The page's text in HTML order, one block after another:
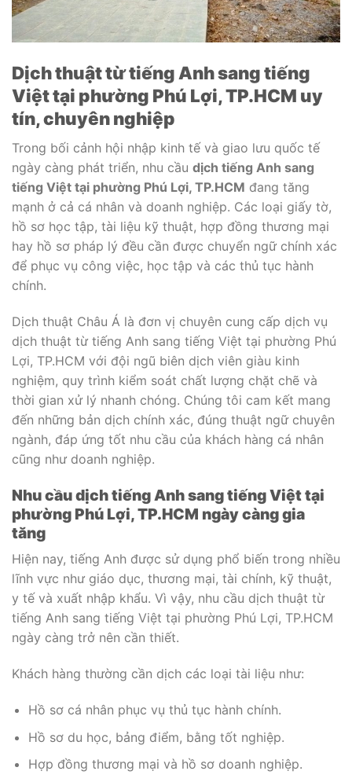
Dịch thuật từ tiếng Anh sang tiếng
Việt tại phường Phú Lợi, TP.HCM uy
tín, chuyên nghiệp
Trong bối cảnh hội nhập kinh tế và giao lưu quốc tế
ngày càng phát triển, nhu cầu dịch tiếng Anh sang
tiếng Việt tại phường Phú Lợi, TP.HCM đang tăng
mạnh ở cả cá nhân và doanh nghiệp. Các loại giấy tờ,
hồ sơ học tập, tài liệu kỹ thuật, hợp đồng thương mại
hay hồ sơ pháp lý đều cần được chuyển ngữ chính xác
để phục vụ công việc, học tập và các thủ tục hành
chính.
Dịch thuật Châu Á là đơn vị chuyên cung cấp dịch vụ
dịch thuật từ tiếng Anh sang tiếng Việt tại phường Phú
Lợi, TP.HCM với đội ngũ biên dịch viên giàu kinh
nghiệm, quy trình kiểm soát chất lượng chặt chẽ và
thời gian xử lý nhanh chóng. Chúng tôi cam kết mang
đến những bản dịch chính xác, đúng thuật ngữ chuyên
ngành, đáp ứng tốt nhu cầu của khách hàng cá nhân
cũng như doanh nghiệp.
Nhu cầu dịch tiếng Anh sang tiếng Việt tại
phường Phú Lợi, TP.HCM ngày càng gia
tăng
Hiện nay, tiếng Anh được sử dụng phổ biến trong nhiều
lĩnh vực như giáo dục, thương mại, tài chính, kỹ thuật,
y tế và xuất nhập khẩu. Vì vậy, nhu cầu dịch thuật từ
tiếng Anh sang tiếng Việt tại phường Phú Lợi, TP.HCM
ngày càng trở nên cần thiết.
Khách hàng thường cần dịch các loại tài liệu như:
Hồ sơ cá nhân phục vụ thủ tục hành chính.
Hồ sơ du học, bảng điểm, bằng tốt nghiệp.
Hợp đồng thương mại và hồ sơ doanh nghiệp.